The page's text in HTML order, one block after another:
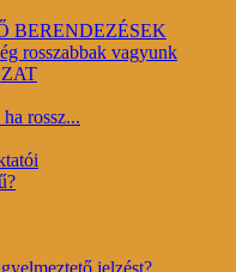
BERENDEZÉSEK
rosszabbak vagyunk
rossz...